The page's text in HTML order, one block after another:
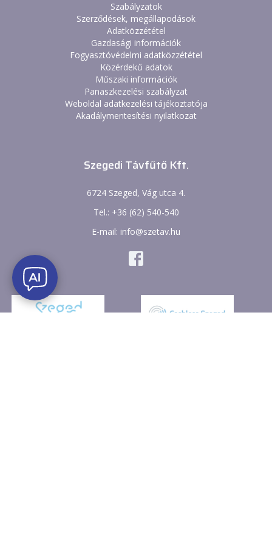
Szabályzatok
Szerződések, megállapodások
Adatközzététel
Gazdasági információk
Fogyasztóvédelmi adatközzététel
Közérdekű adatok
Műszaki információk
Panaszkezelési szabályzat
Weboldal adatkezelési tájékoztatója
Akadálymentesítési nyilatkozat
Szegedi Távfűtő Kft.
6724 Szeged, Vág utca 4.
Tel.: +36 (62) 540-540
E-mail: info@szetav.hu